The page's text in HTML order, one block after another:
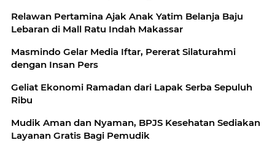
Relawan Pertamina Ajak Anak Yatim Belanja Baju
Lebaran di Mall Ratu Indah Makassar
Masmindo Gelar Media Iftar, Pererat Silaturahmi
dengan Insan Pers
Geliat Ekonomi Ramadan dari Lapak Serba Sepuluh
Ribu
Mudik Aman dan Nyaman, BPJS Kesehatan Sediakan
Layanan Gratis Bagi Pemudik